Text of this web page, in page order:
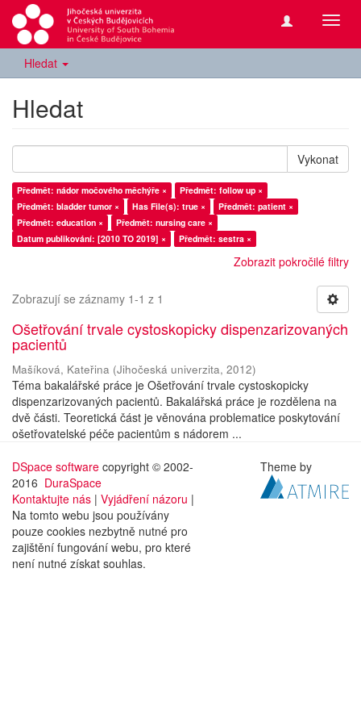
Hledat
Hledat
Vykonat
Předmět: nádor močového měchýře ×
Předmět: follow up ×
Předmět: bladder tumor ×
Has File(s): true ×
Předmět: patient ×
Předmět: education ×
Předmět: nursing care ×
Datum publikování: [2010 TO 2019] ×
Předmět: sestra ×
Zobrazit pokročilé filtry
Zobrazují se záznamy 1-1 z 1
Ošetřování trvale cystoskopicky dispenzarizovaných
pacientů
Mašíková, Kateřina (Jihočeská univerzita, 2012)
Téma bakalářské práce je Ošetřování trvale cystoskopicky
dispenzarizovaných pacientů. Bakalářská práce je rozdělena na
dvě části. Teoretická část je věnována problematice poskytování
ošetřovatelské péče pacientům s nádorem ...
DSpace software copyright © 2002-
2016 DuraSpace
Kontaktujte nás | Vyjádření názoru |
Na tomto webu jsou používány
pouze cookies nezbytně nutné pro
zajištění fungování webu, pro které
není nutné získat souhlas.
Theme by